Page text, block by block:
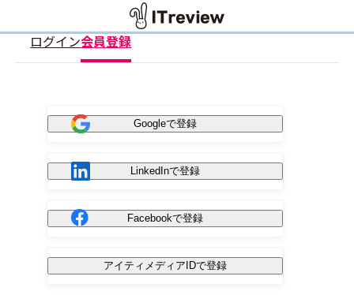
ログイン会員登録
Googleで登録
LinkedInで登録
Facebookで登録
アイティメディアIDで登録